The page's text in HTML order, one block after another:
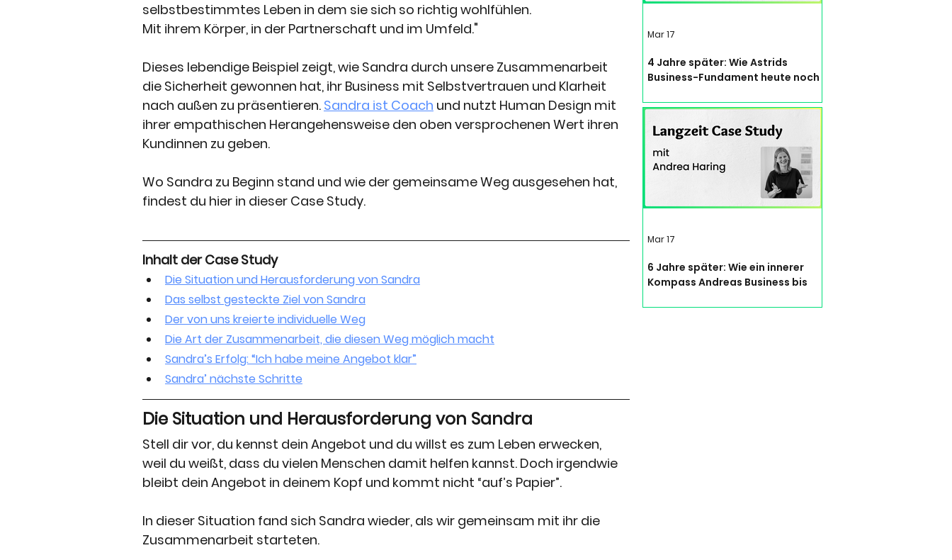
selbstbestimmtes Leben in dem sie sich so richtig wohlfühlen.
Mit ihrem Körper, in der Partnerschaft und im Umfeld."
Dieses lebendige Beispiel zeigt, wie Sandra durch unsere Zusammenarbeit
die Sicherheit gewonnen hat, ihr Business mit Selbstvertrauen und Klarheit
nach außen zu präsentieren. Sandra ist Coach und nutzt Human Design mit
ihrer empathischen Herangehensweise den oben versprochenen Wert ihren
Kundinnen zu geben.
Wo Sandra zu Beginn stand und wie der gemeinsame Weg ausgesehen hat,
findest du hier in dieser Case Study.
Inhalt der Case Study
Die Situation und Herausforderung von Sandra
Das selbst gesteckte Ziel von Sandra
Der von uns kreierte individuelle Weg
Die Art der Zusammenarbeit, die diesen Weg möglich macht
Sandra’s Erfolg: “Ich habe meine Angebot klar”
Sandra’ nächste Schritte
Die Situation und Herausforderung von Sandra
Stell dir vor, du kennst dein Angebot und du willst es zum Leben erwecken,
weil du weißt, dass du vielen Menschen damit helfen kannst. Doch irgendwie
bleibt dein Angebot in deinem Kopf und kommt nicht “auf’s Papier”.
In dieser Situation fand sich Sandra wieder, als wir gemeinsam mit ihr die
Zusammenarbeit starteten.
4 Jahre später: Wie Astrids
Business-Fundament heute noch
Mar 17
6 Jahre später: Wie ein innerer
Kompass Andreas Business bis
Mar 17